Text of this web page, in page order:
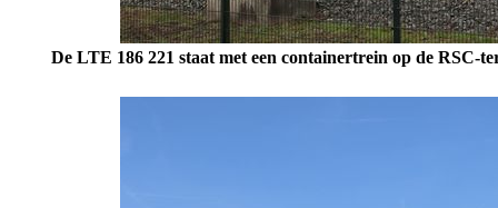
De LTE 186 221 staat met een containertrein op de